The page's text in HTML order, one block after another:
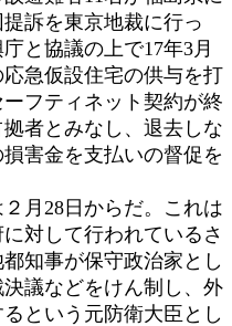
訴を東京地裁に行っ
と協議の上で17年3月
急仮設住宅の供与を打
フティネット契約が終
者とみなし、退去しな
害金を支払いの督促を
月28日からだ。これは
対して行われているさ
知事が保守政治家とし
議などをけん制し、外
という元防衛大臣とし